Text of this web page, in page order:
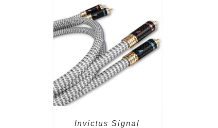
Invictus Signal